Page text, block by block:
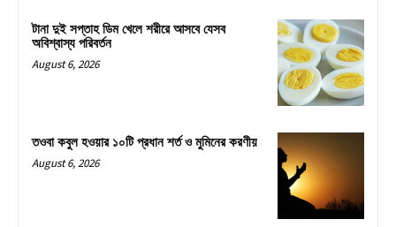
টানা দুই সপ্তাহ ডিম খেলে শরীরে আসবে যেসব
অবিশ্বাস্য পরিবর্তন
August 6, 2026
তওবা কবুল হওয়ার ১০টি প্রধান শর্ত ও মুমিনের করণীয়
August 6, 2026